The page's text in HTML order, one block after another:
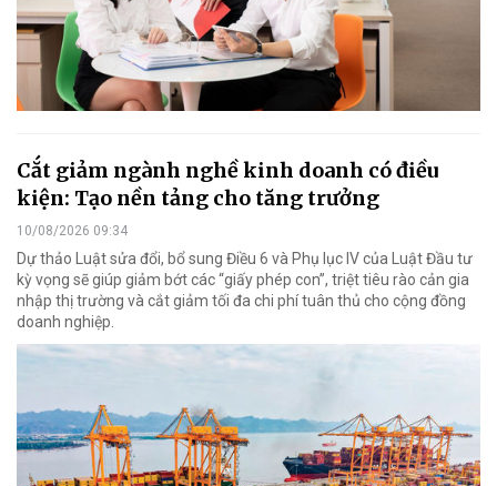
Cắt giảm ngành nghề kinh doanh có điều
kiện: Tạo nền tảng cho tăng trưởng
10/08/2026 09:34
Dự thảo Luật sửa đổi, bổ sung Điều 6 và Phụ lục IV của Luật Đầu tư
kỳ vọng sẽ giúp giảm bớt các “giấy phép con”, triệt tiêu rào cản gia
nhập thị trường và cắt giảm tối đa chi phí tuân thủ cho cộng đồng
doanh nghiệp.